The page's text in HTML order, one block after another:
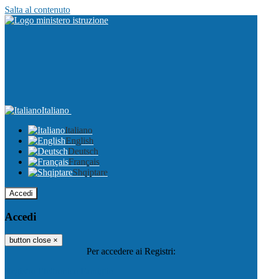
Salta al contenuto
Italiano
Italiano
English
Deutsch
Français
Shqiptare
Accedi
Accedi
button close ×
Per accedere ai Registri: